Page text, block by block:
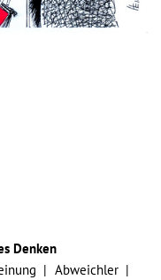
Denken
Abweichler